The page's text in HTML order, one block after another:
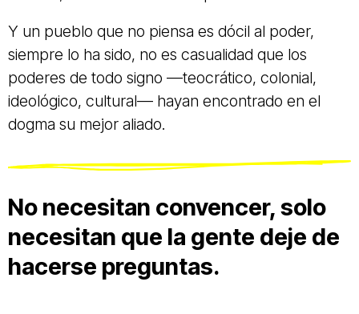
Y un pueblo que no piensa es dócil al poder,
siempre lo ha sido, no es casualidad que los
poderes de todo signo —teocrático, colonial,
ideológico, cultural— hayan encontrado en el
dogma su mejor aliado.
No necesitan convencer, solo
necesitan que la gente deje de
hacerse preguntas.